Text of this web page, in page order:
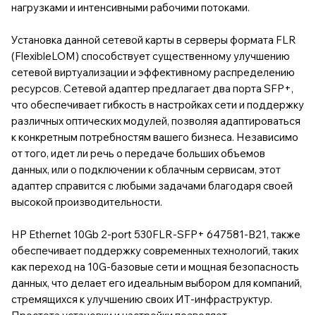
нагрузками и интенсивными рабочими потоками.
Установка данной сетевой карты в серверы формата FLR
(FlexibleLOM) способствует существенному улучшению
сетевой виртуализации и эффективному распределению
ресурсов. Сетевой адаптер предлагает два порта SFP+,
что обеспечивает гибкость в настройках сети и поддержку
различных оптических модулей, позволяя адаптироваться
к конкретным потребностям вашего бизнеса. Независимо
от того, идет ли речь о передаче больших объемов
данных, или о подключении к облачным сервисам, этот
адаптер справится с любыми задачами благодаря своей
высокой производительности.
HP Ethernet 10Gb 2-port 530FLR-SFP+ 647581-B21, также
обеспечивает поддержку современных технологий, таких
как переход на 10G-базовые сети и мощная безопасность
данных, что делает его идеальным выбором для компаний,
стремящихся к улучшению своих ИТ-инфраструктур.